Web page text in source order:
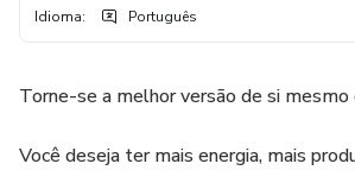
Idioma: Português
Torne-se a melhor versão de si mesmo
Você deseja ter mais energia, mais